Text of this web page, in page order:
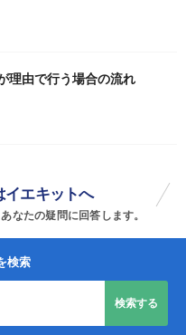
理由で行う場合の流れ
イエキットへ
なたの疑問に回答します。
検索